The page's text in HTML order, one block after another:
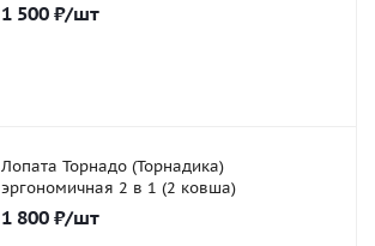
1 500 ₽/шт
Лопата Торнадо (Торнадика)
эргономичная 2 в 1 (2 ковша)
1 800 ₽/шт